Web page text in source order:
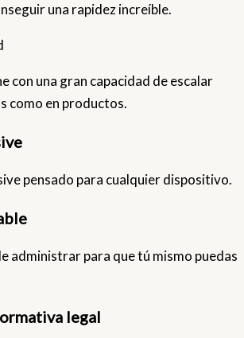
una rapidez increíble.
con una gran capacidad de escalar
como en productos.
pensado para cualquier dispositivo.
administrar para que tú mismo puedas
legal